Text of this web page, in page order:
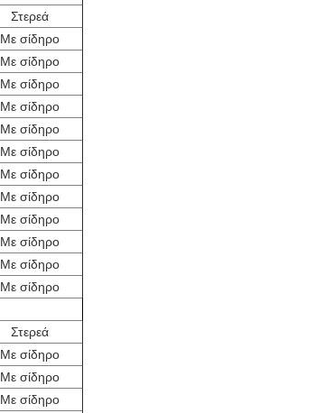
Στερεά
Με σίδηρο
Με σίδηρο
Με σίδηρο
Με σίδηρο
Με σίδηρο
Με σίδηρο
Με σίδηρο
Με σίδηρο
Με σίδηρο
Με σίδηρο
Με σίδηρο
Με σίδηρο
Στερεά
Με σίδηρο
Με σίδηρο
Με σίδηρο